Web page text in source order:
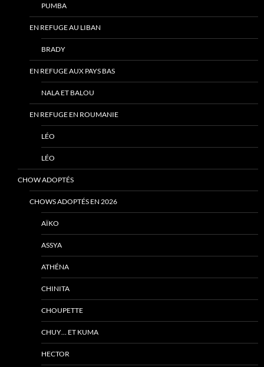
PUMBA
EN REFUGE AU LIBAN
BRADY
EN REFUGE AUX PAYS BAS
NALA ET BALOU
EN REFUGE EN ROUMANIE
LÉO
LÉO
CHOW ADOPTÉS
CHOWS ADOPTÉS EN 2026
AÏKO
ASSYA
ATHÉNA
CHINITA
CHOUPETTE
CHUY… ET KUMA
HECTOR